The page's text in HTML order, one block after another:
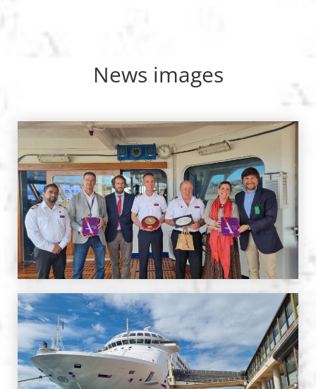
News images